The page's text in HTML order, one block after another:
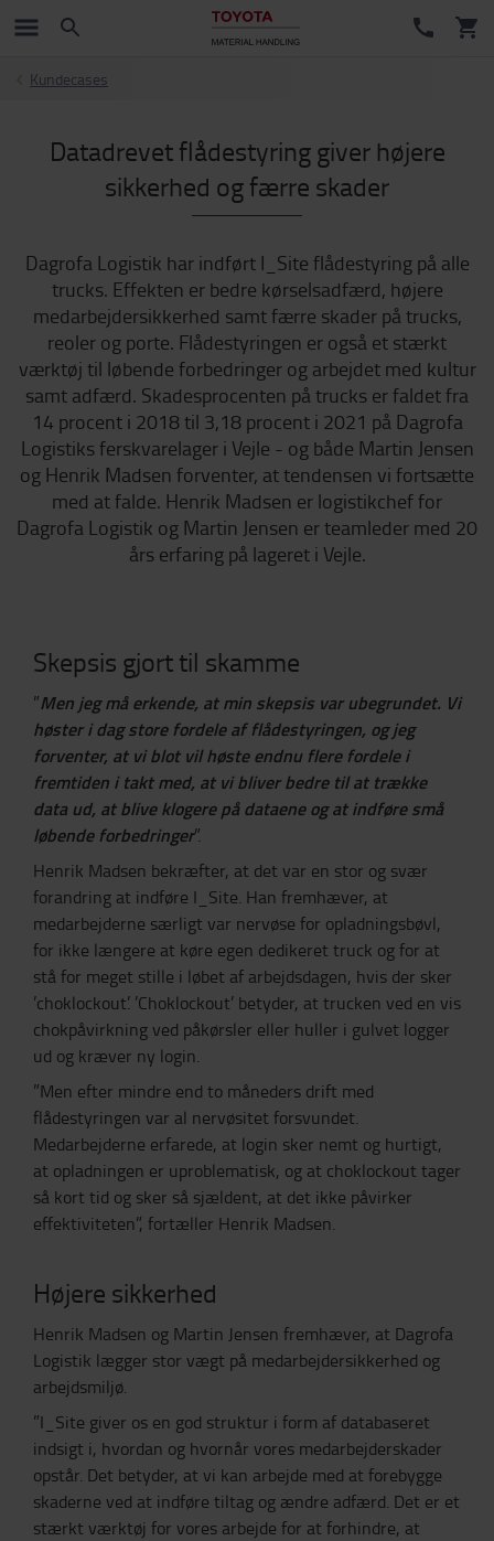
Kundecases
Datadrevet flådestyring giver højere
sikkerhed og færre skader
Dagrofa Logistik har indført I_Site flådestyring på alle
trucks. Effekten er bedre kørselsadfærd, højere
medarbejdersikkerhed samt færre skader på trucks,
reoler og porte. Flådestyringen er også et stærkt
værktøj til løbende forbedringer og arbejdet med kultur
samt adfærd. Skadesprocenten på trucks er faldet fra
14 procent i 2018 til 3,18 procent i 2021 på Dagrofa
Logistiks ferskvarelager i Vejle - og både Martin Jensen
og Henrik Madsen forventer, at tendensen vi fortsætte
med at falde. Henrik Madsen er logistikchef for
Dagrofa Logistik og Martin Jensen er teamleder med 20
års erfaring på lageret i Vejle.
Skepsis gjort til skamme
”Men jeg må erkende, at min skepsis var ubegrundet. Vi
høster i dag store fordele af flådestyringen, og jeg
forventer, at vi blot vil høste endnu flere fordele i
fremtiden i takt med, at vi bliver bedre til at trække
data ud, at blive klogere på dataene og at indføre små
løbende forbedringer”.
Henrik Madsen bekræfter, at det var en stor og svær
forandring at indføre I_Site. Han fremhæver, at
medarbejderne særligt var nervøse for opladningsbøvl,
for ikke længere at køre egen dedikeret truck og for at
stå for meget stille i løbet af arbejdsdagen, hvis der sker
’choklockout’. ’Choklockout’ betyder, at trucken ved en vis
chokpåvirkning ved påkørsler eller huller i gulvet logger
ud og kræver ny login.
”Men efter mindre end to måneders drift med
flådestyringen var al nervøsitet forsvundet.
Medarbejderne erfarede, at login sker nemt og hurtigt,
at opladningen er uproblematisk, og at choklockout tager
så kort tid og sker så sjældent, at det ikke påvirker
effektiviteten”, fortæller Henrik Madsen.
Højere sikkerhed
Henrik Madsen og Martin Jensen fremhæver, at Dagrofa
Logistik lægger stor vægt på medarbejdersikkerhed og
arbejdsmiljø.
”I_Site giver os en god struktur i form af databaseret
indsigt i, hvordan og hvornår vores medarbejderskader
opstår. Det betyder, at vi kan arbejde med at forebygge
skaderne ved at indføre tiltag og ændre adfærd. Det er et
stærkt værktøj for vores arbejde for at forhindre, at